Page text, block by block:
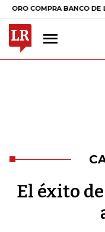
BANCO DE LA
El éxito